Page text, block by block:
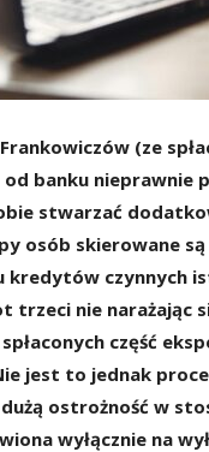
(ze
od banku nieprawnie
stwarzać
osób skierowane
kredytów czynnych
trzeci nie narażając
część
jest to jednak
ostrożność w
wyłącznie na